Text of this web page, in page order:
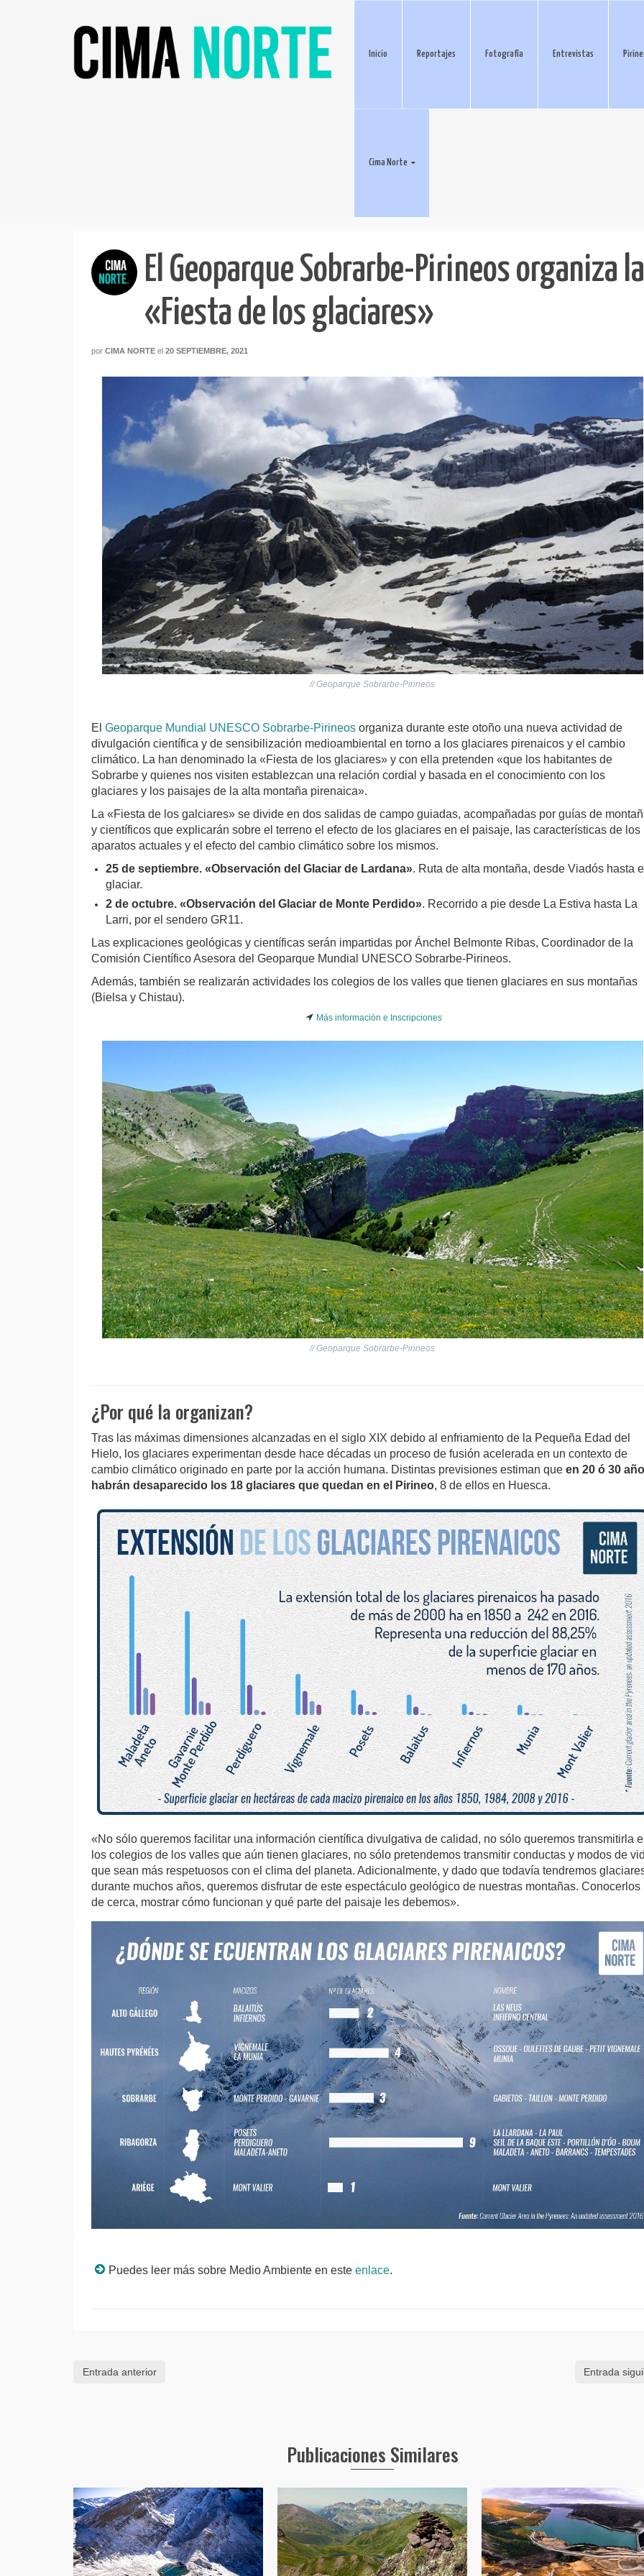
Inicio Reportajes Fotografía Entrevistas
Cima Norte
El Geoparque Sobrarbe-Pirineos organiza la
«Fiesta de los glaciares»
por CIMA NORTE el 20 SEPTIEMBRE, 2021
// Geoparque Sobrarbe-Pirineos
El Geoparque Mundial UNESCO Sobrarbe-Pirineos organiza durante este otoño una nueva actividad de
divulgación científica y de sensibilización medioambiental en torno a los glaciares pirenaicos y el cambio
climático. La han denominado la «Fiesta de los glaciares» y con ella pretenden «que los habitantes de
Sobrarbe y quienes nos visiten establezcan una relación cordial y basada en el conocimiento con los
glaciares y los paisajes de la alta montaña pirenaica».
La «Fiesta de los galciares» se divide en dos salidas de campo guiadas, acompañadas por guías de
y científicos que explicarán sobre el terreno el efecto de los glaciares en el paisaje, las características de los
aparatos actuales y el efecto del cambio climático sobre los mismos.
25 de septiembre. «Observación del Glaciar de Lardana». Ruta de alta montaña, desde Viadós hasta
glaciar.
2 de octubre. «Observación del Glaciar de Monte Perdido». Recorrido a pie desde La Estiva hasta La
Larri, por el sendero GR11.
Las explicaciones geológicas y científicas serán impartidas por Ánchel Belmonte Ribas, Coordinador de la
Comisión Científico Asesora del Geoparque Mundial UNESCO Sobrarbe-Pirineos.
Además, también se realizarán actividades los colegios de los valles que tienen glaciares en sus montañas
(Bielsa y Chistau).
Más información e Inscripciones
// Geoparque Sobrarbe-Pirineos
¿Por qué la organizan?
Tras las máximas dimensiones alcanzadas en el siglo XIX debido al enfriamiento de la Pequeña Edad del
Hielo, los glaciares experimentan desde hace décadas un proceso de fusión acelerada en un contexto de
cambio climático originado en parte por la acción humana. Distintas previsiones estiman que en 20 ó 30
habrán desaparecido los 18 glaciares que quedan en el Pirineo, 8 de ellos en Huesca.
«No sólo queremos facilitar una información científica divulgativa de calidad, no sólo queremos transmitirla
los colegios de los valles que aún tienen glaciares, no sólo pretendemos transmitir conductas y modos de
que sean más respetuosos con el clima del planeta. Adicionalmente, y dado que todavía tendremos
durante muchos años, queremos disfrutar de este espectáculo geológico de nuestras montañas. Conocerlos
de cerca, mostrar cómo funcionan y qué parte del paisaje les debemos».
Puedes leer más sobre Medio Ambiente en este enlace.
Entrada anterior Entrada
Publicaciones Similares